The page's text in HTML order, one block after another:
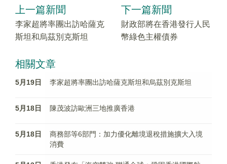
上一篇新聞
李家超將率團出訪哈薩克
斯坦和烏茲別克斯坦
下一篇新聞
財政部將在香港發行人民
幣綠色主權債券
相關文章
5月19日 李家超將率團出訪哈薩克斯坦和烏茲別克斯坦
5月18日 陳茂波訪歐洲三地推廣香港
5月18日
商務部等6部門：加力優化離境退稅措施擴大入境
消費